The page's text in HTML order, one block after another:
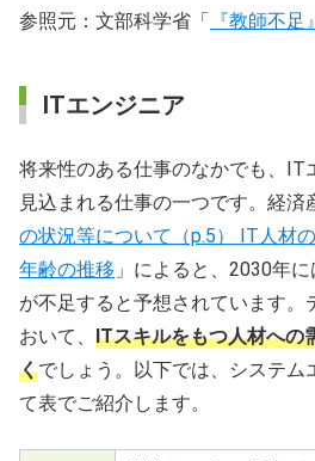
参照元：文部科学省「 『教師不
ITエンジニア
将来性のある仕事のなかでも、IT
見込まれる仕事の一つです。経済
の状況等について（p.5） IT人材
年齢の推移 」によると、2030年
が不足すると予想されています。
おいて、 ITスキルをもつ人材への
くでしょう。以下では、システム
て表でご紹介します。